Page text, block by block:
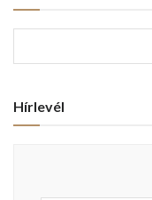
Hírlevél